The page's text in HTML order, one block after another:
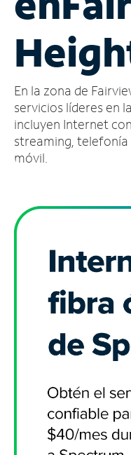
cuenta
Encuentra
tienda
En la zona de
servicios líderes en
incluyen Internet
streaming,
móvil.